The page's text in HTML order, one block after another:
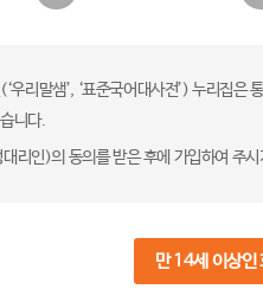
우리말샘’, ‘표준국어대사전’) 누리집
니다.
리인)의 동의를 받은 후에 가입하여 주
만 14세 이상인